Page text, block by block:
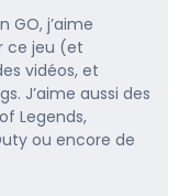
GO, j’aime
ce jeu (et
vidéos, et
J’aime aussi des
Legends,
ou encore de